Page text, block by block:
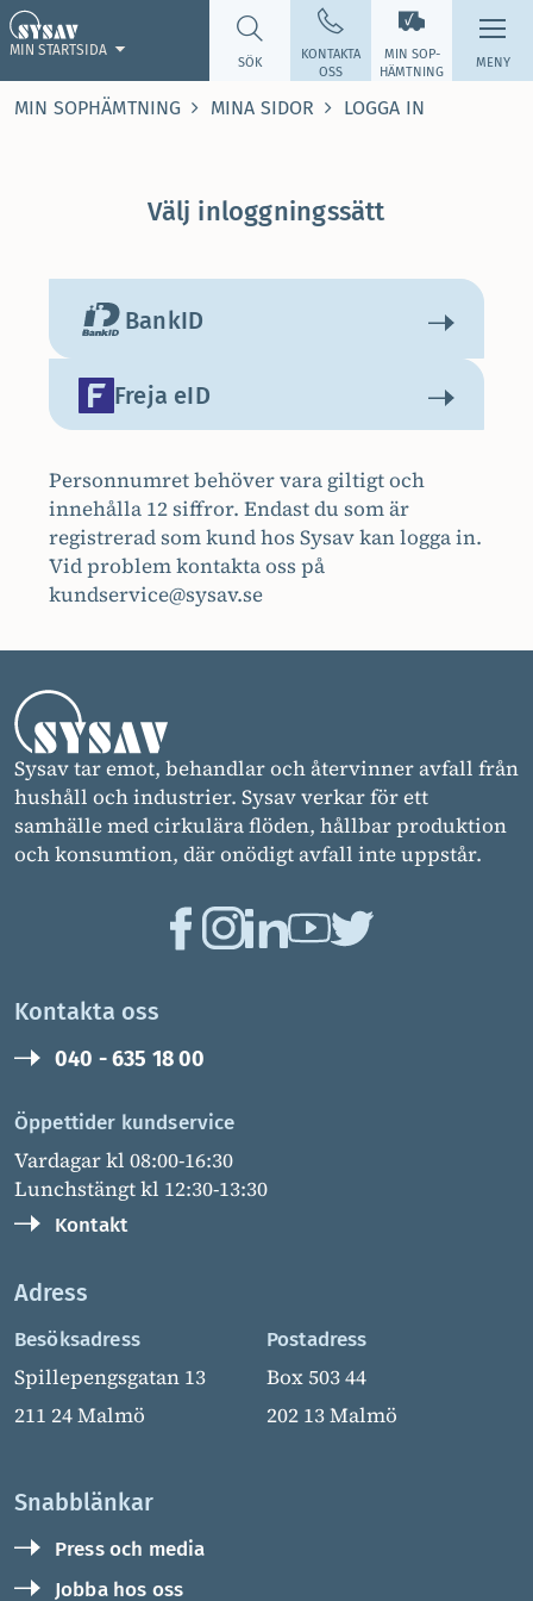
MIN SOP­
HÄMTNING
SÖK
KONTAKTA
OSS
MENY
MIN STARTSIDA
MIN SOPHÄMTNING MINA SIDOR LOGGA IN
Välj inloggningssätt
BankID
Freja eID
Personnumret behöver vara giltigt och
innehålla 12 siffror. Endast du som är
registrerad som kund hos Sysav kan logga in.
Vid problem kontakta oss på
kundservice@sysav.se
Sysav tar emot, behandlar och återvinner avfall från
hushåll och industrier. Sysav verkar för ett
samhälle med cirkulära flöden, hållbar produktion
och konsumtion, där onödigt avfall inte uppstår.
Kontakta oss
040 - 635 18 00
Öppettider kundservice
Vardagar kl 08:00-16:30
Lunchstängt kl 12:30-13:30
Kontakt
Adress
Besöksadress
Spillepengsgatan 13
211 24 Malmö
Postadress
Box 503 44
202 13 Malmö
Snabblänkar
Press och media
Jobba hos oss